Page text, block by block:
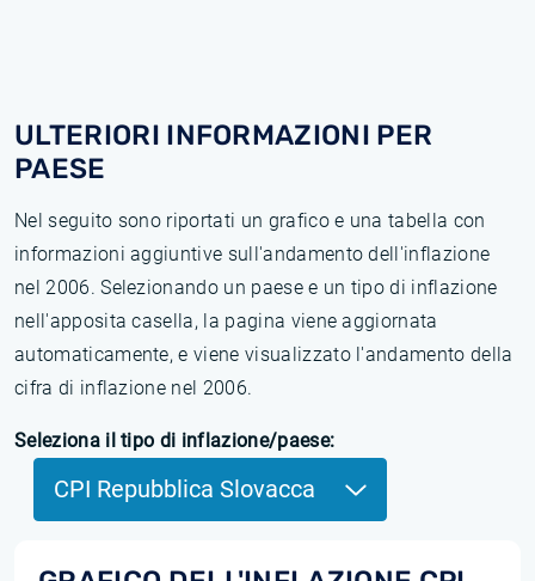
ULTERIORI INFORMAZIONI PER
PAESE
Nel seguito sono riportati un grafico e una tabella con
informazioni aggiuntive sull'andamento dell'inflazione
nel 2006. Selezionando un paese e un tipo di inflazione
nell'apposita casella, la pagina viene aggiornata
automaticamente, e viene visualizzato l'andamento della
cifra di inflazione nel 2006.
Seleziona il tipo di inflazione/paese:
CPI Repubblica Slovacca